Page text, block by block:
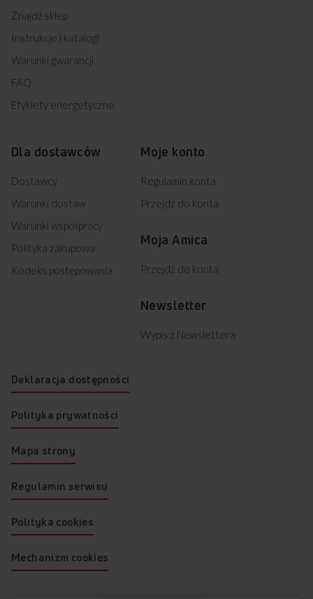
Znajdź sklep
Instrukcje i katalogi
Warunki gwarancji
FAQ
Etykiety energetyczne
Dla dostawców
Dostawcy
Warunki dostaw
Warunki współpracy
Polityka zakupowa
Kodeks postępowania
Moje konto
Regulamin konta
Przejdź do konta
Moja Amica
Przejdź do konta
Newsletter
Wypis z Newslettera
Deklaracja dostępności
Polityka prywatności
Mapa strony
Regulamin serwisu
Polityka cookies
Mechanizm cookies